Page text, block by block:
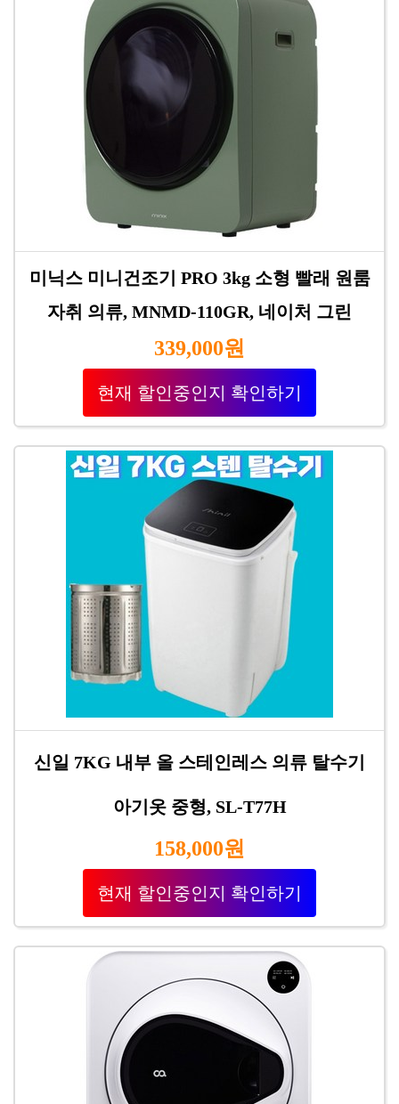
미닉스 미니건조기 PRO 3kg 소형 빨래 원룸
자취 의류, MNMD-110GR, 네이처 그린
339,000원
현재 할인중인지 확인하기
신일 7KG 내부 올 스테인레스 의류 탈수기
아기옷 중형, SL-T77H
158,000원
현재 할인중인지 확인하기